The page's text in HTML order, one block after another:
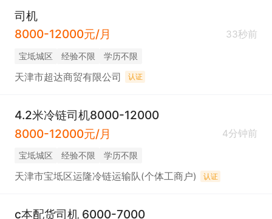
司机
8000-12000元/月
33秒前
宝坻城区 经验不限 学历不限
天津市超达商贸有限公司 认证
4.2米冷链司机8000-12000
8000-12000元/月
4分钟前
宝坻城区 经验不限 学历不限
天津市宝坻区运隆冷链运输队(个体工商户) 认证
c本配货司机 6000-7000